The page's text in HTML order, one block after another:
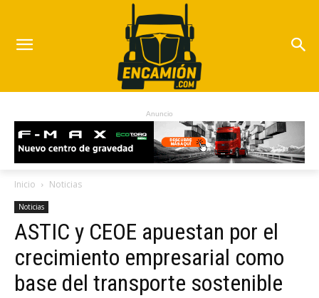
Anuncio
Inicio Noticias
Noticias
ASTIC y CEOE apuestan por el
crecimiento empresarial como
base del transporte sostenible